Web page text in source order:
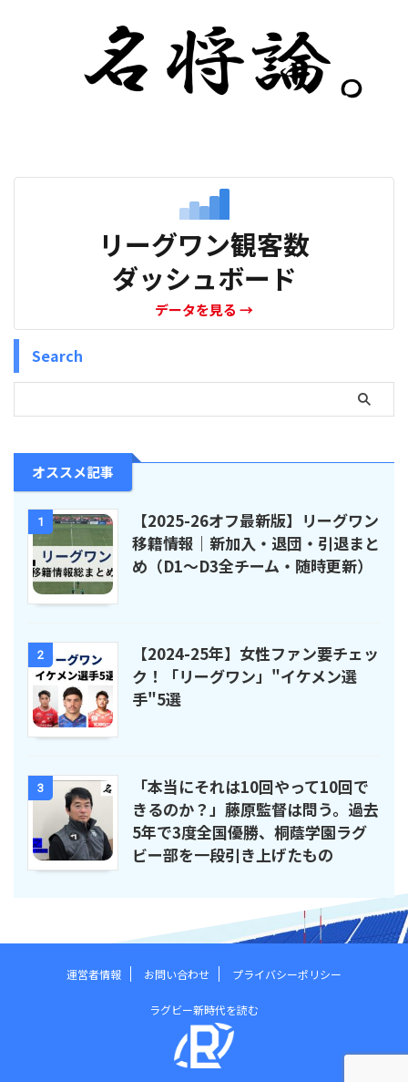
リーグワン観客数
ダッシュボード
データを見る →
Search
オススメ記事
1
【2025-26オフ最新版】リーグワン
移籍情報｜新加入・退団・引退まと
め（D1〜D3全チーム・随時更新）
2
【2024-25年】女性ファン要チェッ
ク！「リーグワン」"イケメン選
手"5選
3
「本当にそれは10回やって10回で
きるのか？」藤原監督は問う。過去
5年で3度全国優勝、桐蔭学園ラグ
ビー部を一段引き上げたもの
運営者情報 お問い合わせ プライバシーポリシー
ラグビー新時代を読む